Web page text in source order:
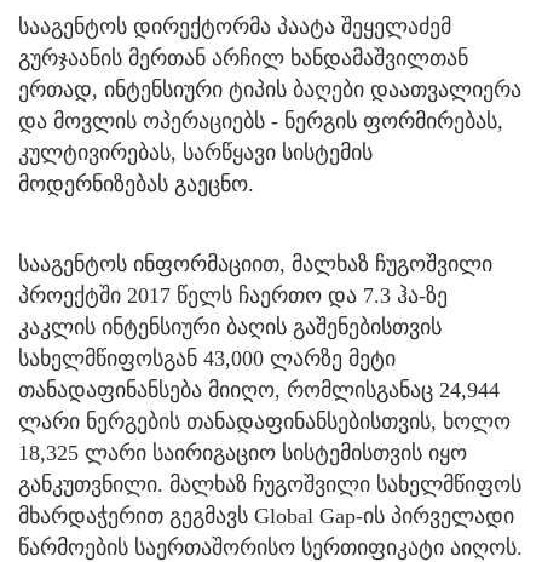
სააგენტოს დირექტორმა პაატა შეყელაძემ
გურჯაანის მერთან არჩილ ხანდამაშვილთან
ერთად, ინტენსიური ტიპის ბაღები დაათვალიერა
და მოვლის ოპერაციებს - ნერგის ფორმირებას,
კულტივირებას, სარწყავი სისტემის
მოდერნიზებას გაეცნო.
სააგენტოს ინფორმაციით, მალხაზ ჩუგოშვილი
პროექტში 2017 წელს ჩაერთო და 7.3 ჰა-ზე
კაკლის ინტენსიური ბაღის გაშენებისთვის
სახელმწიფოსგან 43,000 ლარზე მეტი
თანადაფინანსება მიიღო, რომლისგანაც 24,944
ლარი ნერგების თანადაფინანსებისთვის, ხოლო
18,325 ლარი საირიგაციო სისტემისთვის იყო
განკუთვნილი. მალხაზ ჩუგოშვილი სახელმწიფოს
მხარდაჭერით გეგმავს Global Gap-ის პირველადი
წარმოების საერთაშორისო სერთიფიკატი აიღოს.